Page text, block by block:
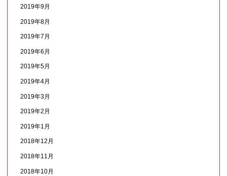
2019年9月
2019年8月
2019年7月
2019年6月
2019年5月
2019年4月
2019年3月
2019年2月
2019年1月
2018年12月
2018年11月
2018年10月